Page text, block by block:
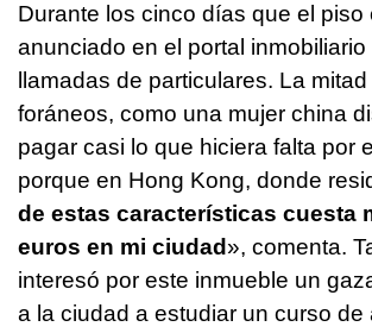
Durante los cinco días que el piso
anunciado en el portal
llamadas de particulares. La
foráneos, como una mujer china
pagar casi lo que hiciera falta por
porque en Hong Kong, donde
de estas características cuesta
euros en mi ciudad», comenta.
interesó por este inmueble un
a la ciudad a estudiar un curso de